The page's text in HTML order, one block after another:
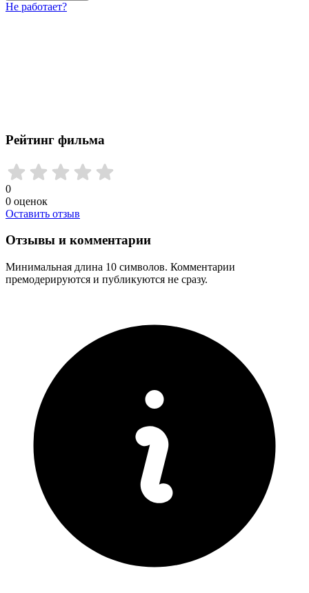
Не работает?
Рейтинг фильма
0
0 оценок
Оставить отзыв
Отзывы и комментарии
Минимальная длина 10 символов. Комментарии
премодерируются и публикуются не сразу.